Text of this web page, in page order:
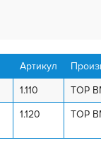
Артикул
1.110
ТОР
1.120 ТОР